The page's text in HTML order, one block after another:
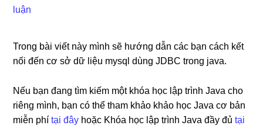
luận
Trong bài viết này mình sẽ hướng dẫn các bạn cách kết
nối đến cơ sở dữ liệu mysql dùng JDBC trong java.
Nếu bạn đang tìm kiếm một khóa học lập trình Java cho
riêng mình, bạn có thể tham khảo khảo học Java cơ bản
miễn phítại đây hoặc Khóa học lập trình Java đầy đủtại